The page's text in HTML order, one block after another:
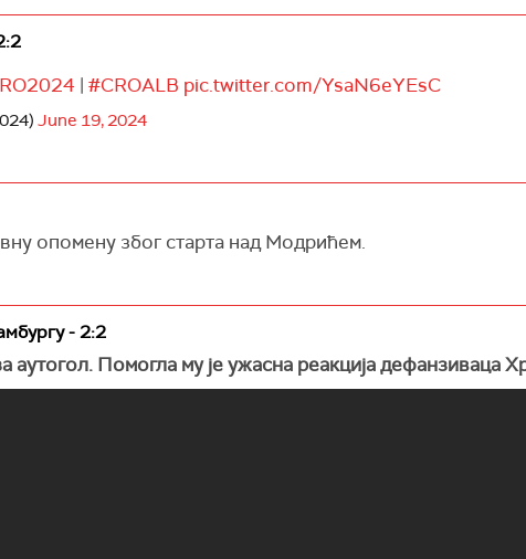
| #CROALB pic.twitter.com/YsaN6eYEsC
June 19, 2024
опомену због старта над Модрићем.
- 2:2
аутогол. Помогла му је ужасна реакција дефанзиваца